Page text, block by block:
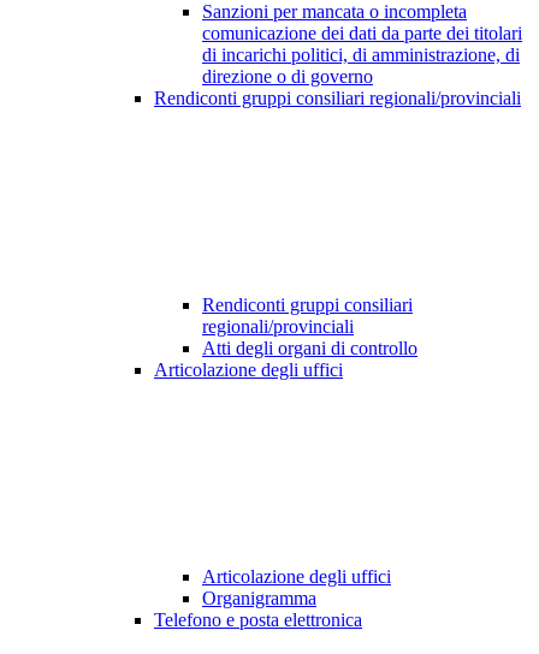
Sanzioni per mancata o incompleta
comunicazione dei dati da parte dei titolari
di incarichi politici, di amministrazione, di
direzione o di governo
Rendiconti gruppi consiliari regionali/provinciali
Rendiconti gruppi consiliari
regionali/provinciali
Atti degli organi di controllo
Articolazione degli uffici
Articolazione degli uffici
Organigramma
Telefono e posta elettronica